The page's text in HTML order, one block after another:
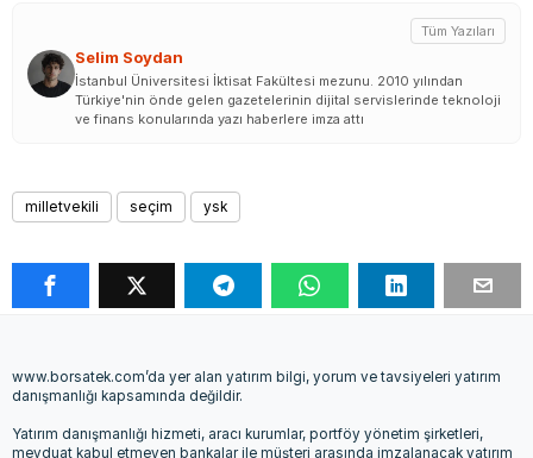
Selim Soydan
Tüm Yazıları
İstanbul Üniversitesi İktisat Fakültesi mezunu. 2010 yılından
Türkiye'nin önde gelen gazetelerinin dijital servislerinde teknoloji
ve finans konularında yazı haberlere imza attı
milletvekili seçim ysk
www.borsatek.com’da yer alan yatırım bilgi, yorum ve tavsiyeleri yatırım
danışmanlığı kapsamında değildir.
Yatırım danışmanlığı hizmeti, aracı kurumlar, portföy yönetim şirketleri,
mevduat kabul etmeyen bankalar ile müşteri arasında imzalanacak yatırım